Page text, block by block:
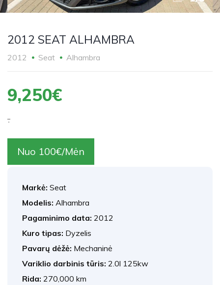
2012 SEAT ALHAMBRA
2012 Seat Alhambra
9,250€
.
Nuo 100€/Mėn
Markė: Seat
Modelis: Alhambra
Pagaminimo data: 2012
Kuro tipas: Dyzelis
Pavarų dėžė: Mechaninė
Variklio darbinis tūris: 2.0l 125kw
Rida: 270,000 km